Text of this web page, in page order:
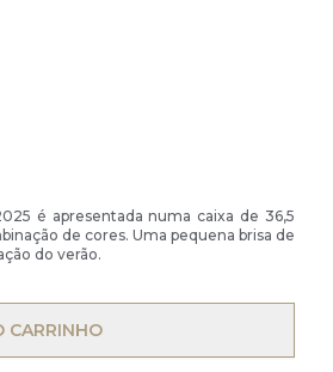
é apresentada numa caixa de 36,5
de cores. Uma pequena brisa de
do verão.
CARRINHO